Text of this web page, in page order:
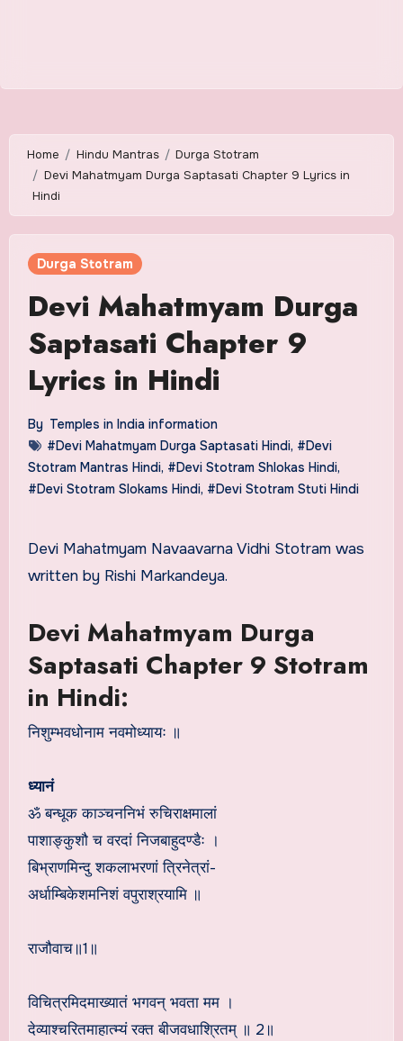
Home Hindu Mantras
Durga Stotram
Devi Mahatmyam Durga Saptasati Chapter 9 Lyrics in
Hindi
Durga Stotram
Devi Mahatmyam Durga
Saptasati Chapter 9
Lyrics in Hindi
By Temples in India information
#Devi Mahatmyam Durga Saptasati Hindi, #Devi
Stotram Mantras Hindi, #Devi Stotram Shlokas Hindi,
#Devi Stotram Slokams Hindi, #Devi Stotram Stuti Hindi
Devi Mahatmyam Navaavarna Vidhi Stotram was
written by Rishi Markandeya.
Devi Mahatmyam Durga
Saptasati Chapter 9 Stotram
in Hindi:
निशुम्भवधोनाम नवमोध्यायः ॥
ध्यानं
ॐ बन्धूक काञ्चननिभं रुचिराक्षमालां
पाशाङ्कुशौ च वरदां निजबाहुदण्डैः ।
बिभ्राणमिन्दु शकलाभरणां त्रिनेत्रां-
अर्धाम्बिकेशमनिशं वपुराश्रयामि ॥
राजौवाच॥1॥
विचित्रमिदमाख्यातं भगवन् भवता मम ।
देव्याश्चरितमाहात्म्यं रक्त बीजवधाश्रितम् ॥ 2॥